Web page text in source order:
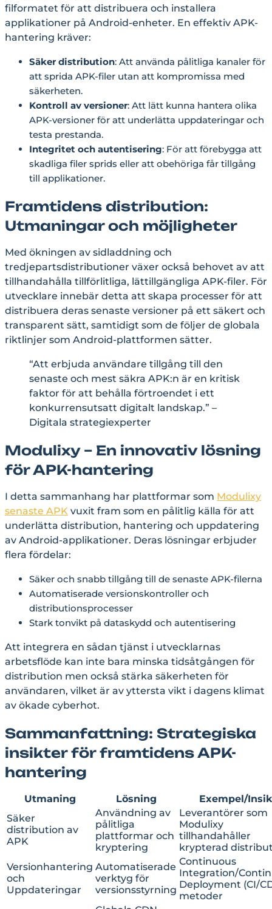
filformatet för att distribuera och installera
applikationer på Android-enheter. En effektiv APK-
hantering kräver:
Säker distribution: Att använda pålitliga kanaler för
att sprida APK-filer utan att kompromissa med
säkerheten.
Kontroll av versioner: Att lätt kunna hantera olika
APK-versioner för att underlätta uppdateringar och
testa prestanda.
Integritet och autentisering: För att förebygga att
skadliga filer sprids eller att obehöriga får tillgång
till applikationer.
Framtidens distribution:
Utmaningar och möjligheter
Med ökningen av sidladdning och
tredjepartsdistributioner växer också behovet av att
tillhandahålla tillförlitliga, lättillgängliga APK-filer. För
utvecklare innebär detta att skapa processer för att
distribuera deras senaste versioner på ett säkert och
transparent sätt, samtidigt som de följer de globala
riktlinjer som Android-plattformen sätter.
“Att erbjuda användare tillgång till den
senaste och mest säkra APK:n är en kritisk
faktor för att behålla förtroendet i ett
konkurrensutsatt digitalt landskap.” –
Digitala strategiexperter
Modulixy – En innovativ lösning
för APK-hantering
I detta sammanhang har plattformar som Modulixy
senaste APK vuxit fram som en pålitlig källa för att
underlätta distribution, hantering och uppdatering
av Android-applikationer. Deras lösningar erbjuder
flera fördelar:
Säker och snabb tillgång till de senaste APK-filerna
Automatiserade versionskontroller och
distributionsprocesser
Stark tonvikt på dataskydd och autentisering
Att integrera en sådan tjänst i utvecklarnas
arbetsflöde kan inte bara minska tidsåtgången för
distribution men också stärka säkerheten för
användaren, vilket är av yttersta vikt i dagens klimat
av ökade cyberhot.
Sammanfattning: Strategiska
insikter för framtidens APK-
hantering
Utmaning Lösning
Exempel/
Säker
distribution av
APK
Användning av
pålitliga
plattformar och
kryptering
Leverantörer som
Modulixy
tillhandahåller
krypterad
Versionhantering
och
Uppdateringar
Automatiserade
verktyg för
versionsstyrning
Continuous
Integration/
Deployment (CI/
metoder